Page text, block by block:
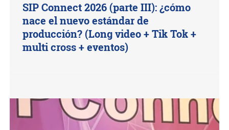
SIP Connect 2026 (parte III): ¿cómo
nace el nuevo estándar de
producción? (Long video + Tik Tok +
multi cross + eventos)